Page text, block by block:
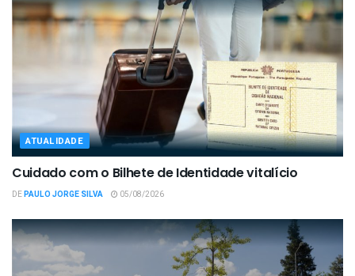
ATUALIDADE
Cuidado com o Bilhete de Identidade vitalício
DEPAULO JORGE SILVA 05/08/2026